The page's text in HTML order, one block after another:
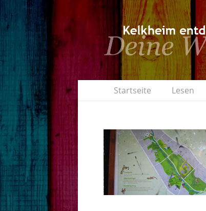
Startseite Lesen